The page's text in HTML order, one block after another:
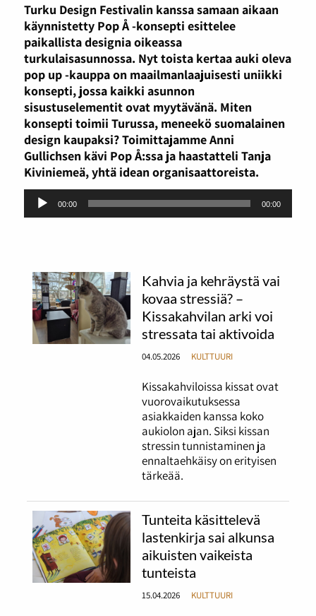
Turku Design Festivalin kanssa samaan aikaan
käynnistetty Pop Å -konsepti esittelee
paikallista designia oikeassa
turkulaisasunnossa. Nyt toista kertaa auki oleva
pop up -kauppa on maailmanlaajuisesti uniikki
konsepti, jossa kaikki asunnon
sisustuselementit ovat myytävänä. Miten
konsepti toimii Turussa, meneekö suomalainen
design kaupaksi? Toimittajamme Anni
Gullichsen kävi Pop Å:ssa ja haastatteli Tanja
Kiviniemeä, yhtä idean organisaattoreista.
Äänitoistin
00:00 00:00
Kahvia ja kehräystä vai
kovaa stressiä? –
Kissakahvilan arki voi
stressata tai aktivoida
04.05.2026 KULTTUURI
Kissakahviloissa kissat ovat
vuorovaikutuksessa
asiakkaiden kanssa koko
aukiolon ajan. Siksi kissan
stressin tunnistaminen ja
ennaltaehkäisy on erityisen
tärkeää.
Tunteita käsittelevä
lastenkirja sai alkunsa
aikuisten vaikeista
tunteista
15.04.2026 KULTTUURI